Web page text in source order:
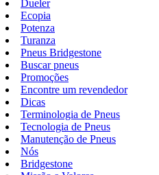
Dueler
Ecopia
Potenza
Turanza
Pneus Bridgestone
Buscar pneus
Promoções
Encontre um revendedor
Dicas
Terminologia de Pneus
Tecnologia de Pneus
Manutenção de Pneus
Nós
Bridgestone